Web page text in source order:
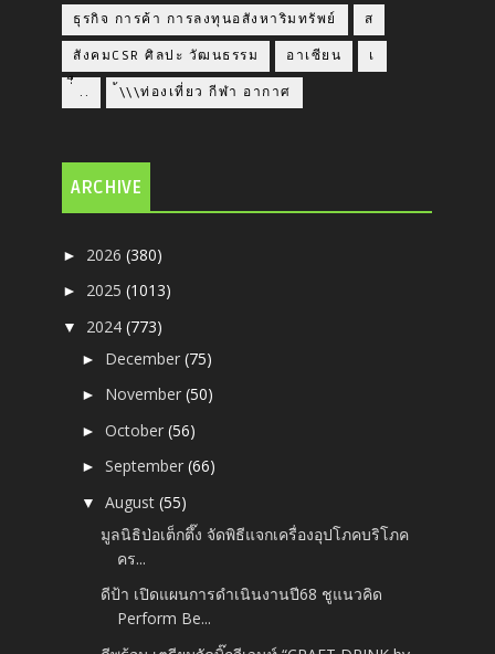
ธุรกิจ การค้า การลงทุนอสังหาริมทรัพย์ ส
สังคมCSR ศิลปะ วัฒนธรรม อาเซียน เ
่่ื​ .. ้\\\ท่องเที่ยว กีฬา อากาศ
ARCHIVE
► 2026(380)
► 2025(1013)
▼ 2024(773)
► December(75)
► November(50)
►October(56)
►September(66)
▼August(55)
มูลนิธิป่อเต็กตึ๊ง จัดพิธีแจกเครื่องอุปโภคบริโภค
คร...
ดีป้า เปิดแผนการดำเนินงานปี68 ชูแนวคิด
Perform Be...